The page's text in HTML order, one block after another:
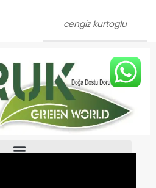
cengiz kurtoglu